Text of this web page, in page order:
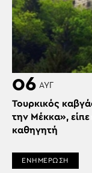
06 ΑΥΓ
Τουρκικός
την Μέκκα», είπε
καθηγητή
ΕΝΗΜΕΡΩΣΗ